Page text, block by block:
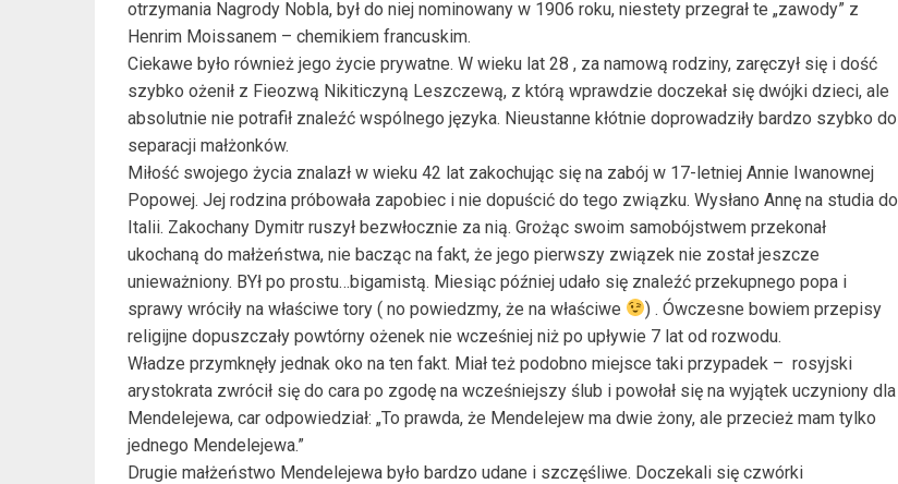
otrzymania Nagrody Nobla, był do niej nominowany w 1906 roku, niestety przegrał te „zawody” z
Henrim Moissanem – chemikiem francuskim.
Ciekawe było również jego życie prywatne. W wieku lat 28 , za namową rodziny, zaręczył się i dość
szybko ożenił z Fieozwą Nikiticzyną Leszczewą, z którą wprawdzie doczekał się dwójki dzieci, ale
absolutnie nie potrafił znaleźć wspólnego języka. Nieustanne kłótnie doprowadziły bardzo szybko do
separacji małżonków.
Miłość swojego życia znalazł w wieku 42 lat zakochując się na zabój w 17-letniej Annie Iwanownej
Popowej. Jej rodzina próbowała zapobiec i nie dopuścić do tego związku. Wysłano Annę na studia do
Italii. Zakochany Dymitr ruszył bezwłocznie za nią. Grożąc swoim samobójstwem przekonał
ukochaną do małżeństwa, nie bacząc na fakt, że jego pierwszy związek nie został jeszcze
unieważniony. BYł po prostu…bigamistą. Miesiąc później udało się znaleźć przekupnego popa i
sprawy wróciły na właściwe tory ( no powiedzmy, że na właściwe
) . Ówczesne bowiem przepisy
religijne dopuszczały powtórny ożenek nie wcześniej niż po upływie 7 lat od rozwodu.
Władze przymknęły jednak oko na ten fakt. Miał też podobno miejsce taki przypadek – rosyjski
arystokrata zwrócił się do cara po zgodę na wcześniejszy ślub i powołał się na wyjątek uczyniony dla
Mendelejewa, car odpowiedział: „To prawda, że Mendelejew ma dwie żony, ale przecież mam tylko
jednego Mendelejewa.”
Drugie małżeństwo Mendelejewa było bardzo udane i szczęśliwe. Doczekali się czwórki